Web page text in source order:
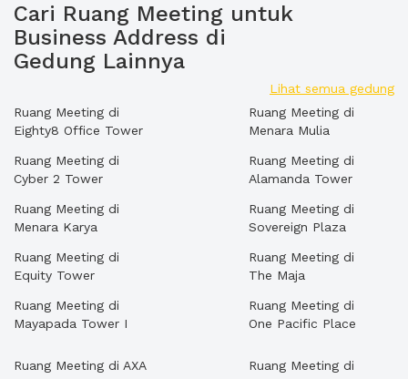
Cari Ruang Meeting untuk
Business Address di
Gedung Lainnya
Lihat semua gedung
Ruang Meeting di
Eighty8 Office Tower
Ruang Meeting di
Cyber 2 Tower
Ruang Meeting di
Menara Karya
Ruang Meeting di
Equity Tower
Ruang Meeting di
Mayapada Tower I
Ruang Meeting di
Menara Mulia
Ruang Meeting di
Alamanda Tower
Ruang Meeting di
Sovereign Plaza
Ruang Meeting di
The Maja
Ruang Meeting di
One Pacific Place
Ruang Meeting di AXA
Ruang Meeting di